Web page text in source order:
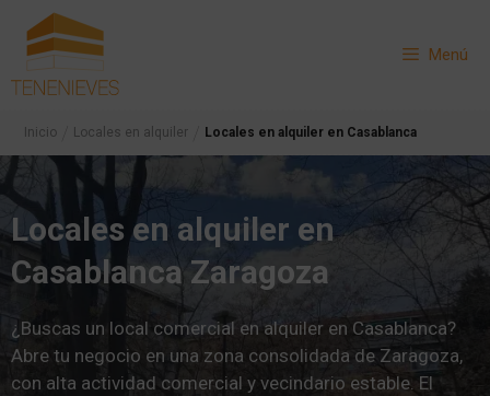
Saltar
contenido
Menú
Inicio Locales en alquiler Locales en alquiler en Casablanca
Locales en alquiler en
Casablanca Zaragoza
¿Buscas un local comercial en alquiler en Casablanca?
Abre tu negocio en una zona consolidada de Zaragoza,
con alta actividad comercial y vecindario estable. El